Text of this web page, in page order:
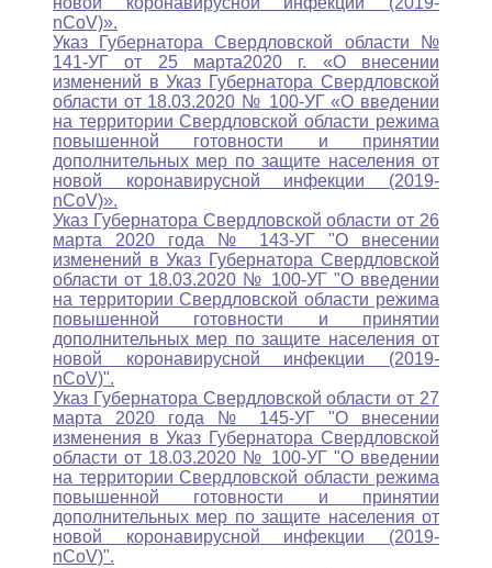
nCoV)».
Указ Губернатора Свердловской области №
141-УГ от 25 марта2020 г. «О внесении
изменений в Указ Губернатора Свердловской
области от 18.03.2020 № 100-УГ «О введении
на территории Свердловской области режима
повышенной готовности и принятии
дополнительных мер по защите населения от
новой коронавирусной инфекции (2019-
nCoV)».
Указ Губернатора Свердловской области от 26
марта 2020 года № 143-УГ "О внесении
изменений в Указ Губернатора Свердловской
области от 18.03.2020 № 100-УГ "О введении
на территории Свердловской области режима
повышенной готовности и принятии
дополнительных мер по защите населения от
новой коронавирусной инфекции (2019-
nCoV)".
Указ Губернатора Свердловской области от 27
марта 2020 года № 145-УГ "О внесении
изменения в Указ Губернатора Свердловской
области от 18.03.2020 № 100-УГ "О введении
на территории Свердловской области режима
повышенной готовности и принятии
дополнительных мер по защите населения от
новой коронавирусной инфекции (2019-
nCoV)".